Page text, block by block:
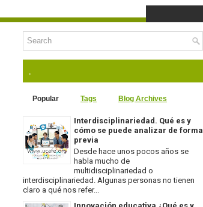
.
Popular Tags Blog Archives
Interdisciplinariedad. Qué es y
cómo se puede analizar de forma
previa
Desde hace unos pocos años se
habla mucho de
multidisciplinariedad o
interdisciplinariedad. Algunas personas no tienen
claro a qué nos refer...